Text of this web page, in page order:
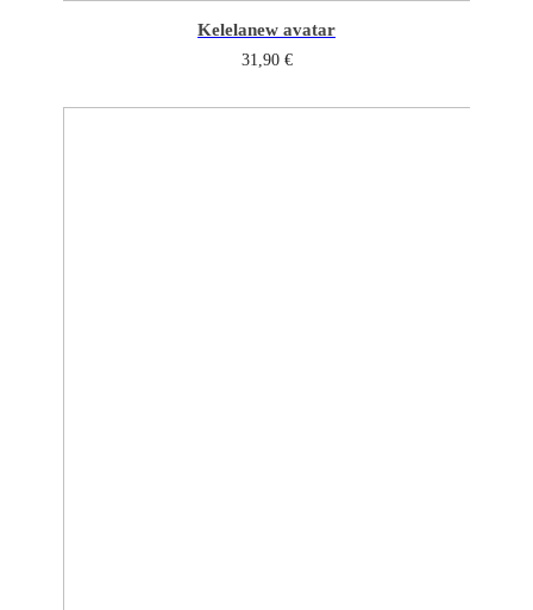
Kelelanew avatar
31,90 €